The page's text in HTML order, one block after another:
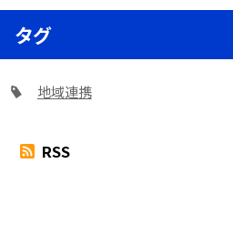
タグ
地域連携
RSS